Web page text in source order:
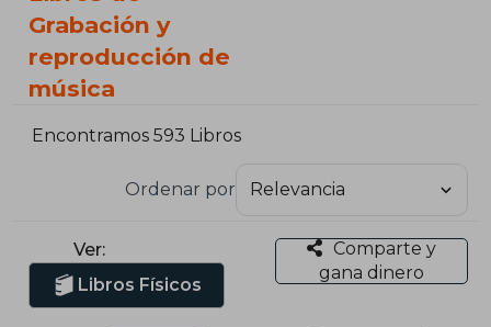
Grabación y
reproducción de
música
Encontramos 593 Libros
Ordenar por
Ver:
Libros Físicos
Comparte y
gana dinero